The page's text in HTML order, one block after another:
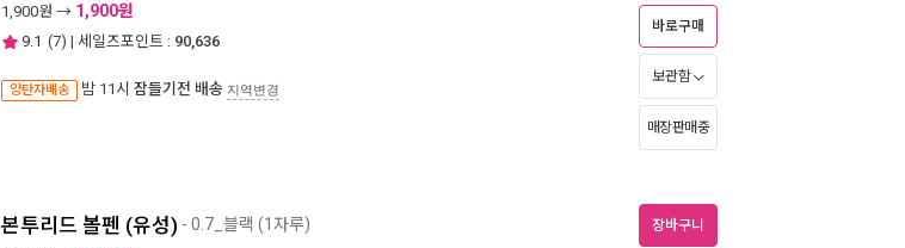
1,900원 → 1,900원
9.1 (7) | 세일즈포인트 : 90,636
양탄자배송 밤 11시 잠들기전 배송 지역변경
바로구매
보관함
매장판매중
본투리드 볼펜 (유성) - 0.7_블랙 (1자루) 장바구니